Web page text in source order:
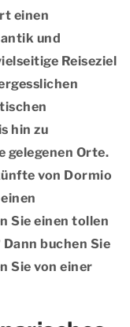
einen
und
Reiseziel
hin zu
gelegenen Orte.
von Dormio
Sie einen tollen
buchen Sie
Sie von einer